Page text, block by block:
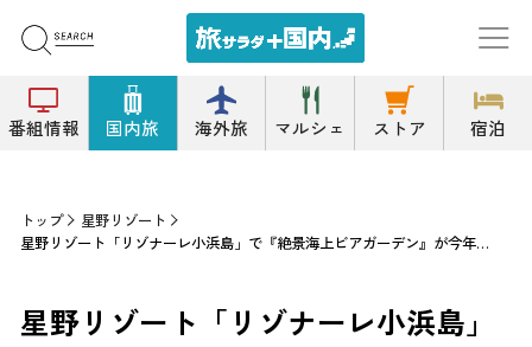
番組情報 国内旅 海外旅 マルシェ ストア 宿泊
トップ
星野リゾート
星野リゾート「リゾナーレ小浜島」で『絶景海上ビアガーデン』が今年も開催！ 八重山ブルーに包まれた海の特等席で至福の一杯を…｜沖縄
星野リゾート「リゾナーレ小浜島」